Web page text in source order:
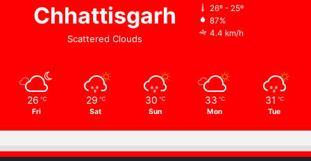
Chhattisgarh
Scattered Clouds
26º - 25º
87%
4.4 km/h
26 ℃
Fri
29 ℃
Sat
30 ℃
Sun
33 ℃
Mon
31 ℃
Tue